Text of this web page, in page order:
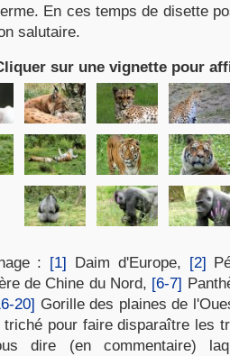
En ces temps de disette
salutaire.
sur une vignette pour
: [1] Daim d'Europe, [2]
de Chine du Nord, [6-7]
20] Gorille des plaines de
pour faire disparaître les
dire (en commentaire)